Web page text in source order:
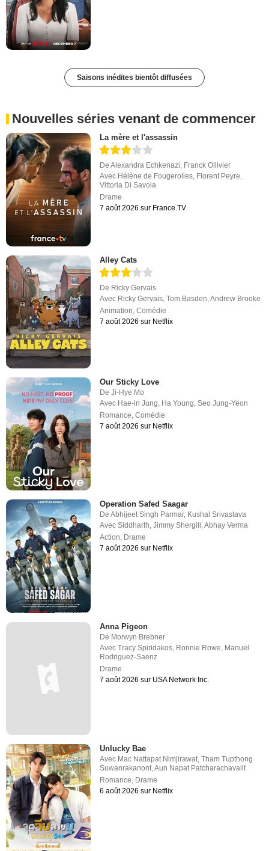
Saisons inédites bientôt diffusées
Nouvelles séries venant de commencer
La mère et l'assassin
DeAlexandra Echkenazi, Franck Ollivier
Avec Hélène de Fougerolles, Florent Peyre,
Vittoria Di Savoia
Drame
7 août 2026 sur France.TV
Alley Cats
De Ricky Gervais
Avec Ricky Gervais ,Tom Basden ,Andrew Brooke
Animation ,Comédie
7 août 2026 sur Netflix
Our Sticky Love
DeJi-Hye Mo
Avec Hae-in Jung, Ha Young,Seo Jung-Yeon
Romance,Comédie
7 août 2026 sur Netflix
Operation Safed Saagar
DeAbhijeet Singh Parmar, Kushal Srivastava
AvecSiddharth,Jimmy Shergill ,Abhay Verma
Action, Drame
7 août 2026 sur Netflix
Anna Pigeon
De Morwyn Brebner
AvecTracy Spiridakos Ronnie Rowe Manuel
Rodriguez-Saenz
Drame
7 août 2026 sur USA Network Inc.
Unlucky Bae
Avec Mac Nattapat Nimjirawat,Tham Tupthong
Suwanrakanont,Aun Napat Patcharachavalit
Romance, Drame
6 août 2026 sur Netflix